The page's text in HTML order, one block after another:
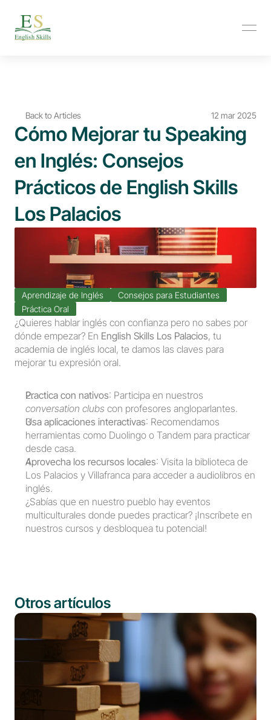
Back to Articles 12 mar 2025
Cómo Mejorar tu Speaking
en Inglés: Consejos
Prácticos de English Skills
Los Palacios
Aprendizaje de Inglés
Consejos para Estudiantes
Práctica Oral
¿Quieres hablar inglés con confianza pero no sabes por
dónde empezar? En English Skills Los Palacios, tu
academia de inglés local, te damos las claves para
mejorar tu expresión oral.
Practica con nativos
conversation clubs con profesores angloparlantes.
Usa aplicaciones interactivas: Recomendamos
herramientas como Duolingo o Tandem para practicar
desde casa.
Aprovecha los recursos locales: Visita la biblioteca de
Los Palacios y Villafranca para acceder a audiolibros en
inglés.
¿Sabías que en nuestro pueblo hay eventos
multiculturales donde puedes practicar? ¡Inscríbete en
nuestros cursos y desbloquea tu potencial!
Otros artículos